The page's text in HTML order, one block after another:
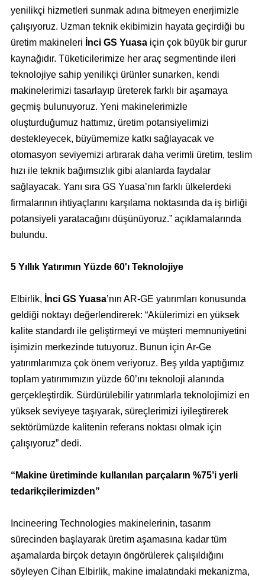
yenilikçi hizmetleri sunmak adına bitmeyen enerjimizle
çalışıyoruz. Uzman teknik ekibimizin hayata geçirdiği bu
üretim makineleri İnci GS Yuasaiçin çok büyük bir gurur
kaynağıdır. Tüketicilerimize her araç segmentinde ileri
teknolojiye sahip yenilikçi ürünler sunarken, kendi
makinelerimizi tasarlayıp üreterek farklı bir aşamaya
geçmiş bulunuyoruz. Yeni makinelerimizle
oluşturduğumuz hattımız, üretim potansiyelimizi
destekleyecek, büyümemize katkı sağlayacak ve
otomasyon seviyemizi artırarak daha verimli üretim, teslim
hızı ile teknik bağımsızlık gibi alanlarda faydalar
sağlayacak. Yanı sıra GS Yuasa’nın farklı ülkelerdeki
firmalarının ihtiyaçlarını karşılama noktasında da iş birliği
potansiyeli yaratacağını düşünüyoruz.” açıklamalarında
bulundu.
5 Yıllık Yatırımın Yüzde 60'ı Teknolojiye
Elbirlik, İnci GS Yuasa’nın AR-GE yatırımları konusunda
geldiği noktayı değerlendirerek: “Akülerimizi en yüksek
kalite standardı ile geliştirmeyi ve müşteri memnuniyetini
işimizin merkezinde tutuyoruz. Bunun için Ar-Ge
yatırımlarımıza çok önem veriyoruz. Beş yılda yaptığımız
toplam yatırımımızın yüzde 60’ını teknoloji alanında
gerçekleştirdik. Sürdürülebilir yatırımlarla teknolojimizi en
yüksek seviyeye taşıyarak, süreçlerimizi iyileştirerek
sektörümüzde kalitenin referans noktası olmak için
çalışıyoruz” dedi.
“Makine üretiminde kullanılan parçaların %75’i yerli
tedarikçilerimizden”
Incineering Technologies makinelerinin, tasarım
sürecinden başlayarak üretim aşamasına kadar tüm
aşamalarda birçok detayın öngörülerek çalışıldığını
söyleyen Cihan Elbirlik, makine imalatındaki mekanizma,